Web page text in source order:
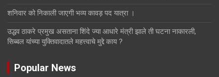
शनिवार को निकाली जाएगी भव्य कावड़ पद यात्रा ।
उद्धव ठाकरे प्रमुख असताना शिंदे ज्या आधारे मंत्री झाले ती घटना नाकारली,
सिब्बल यांच्या युक्तिवादातले महत्त्वाचे मुद्दे काय ?
Popular News